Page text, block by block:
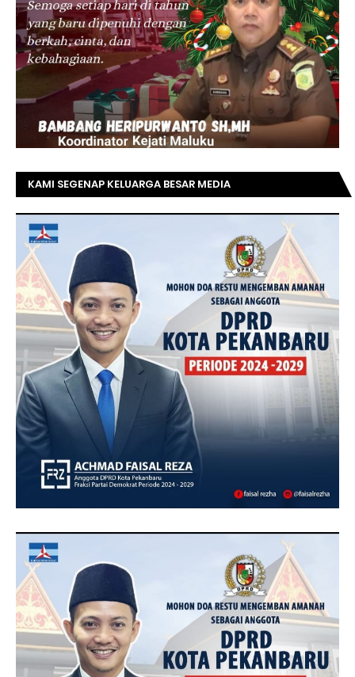
KAMI SEGENAP KELUARGA BESAR MEDIA
BAPAK ACHMAD FAISAL REZ